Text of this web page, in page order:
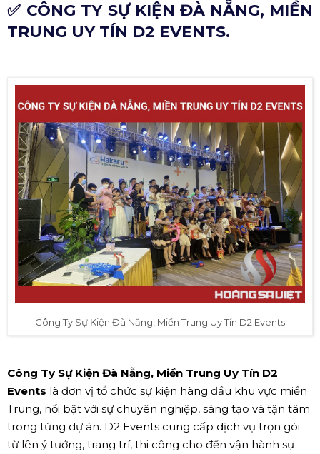
✅ CÔNG TY SỰ KIỆN ĐÀ NẴNG, MIỀN
TRUNG UY TÍN D2 EVENTS.
Công Ty Sự Kiện Đà Nẵng, Miền Trung Uy Tín D2 Events
Công Ty Sự Kiện Đà Nẵng, Miền Trung Uy Tín D2
Events là đơn vị tổ chức sự kiện hàng đầu khu vực miền
Trung, nổi bật với sự chuyên nghiệp, sáng tạo và tận tâm
trong từng dự án. D2 Events cung cấp dịch vụ trọn gói
từ lên ý tưởng, trang trí, thi công cho đến vận hành sự